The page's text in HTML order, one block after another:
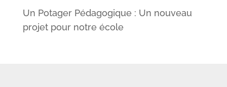
Un Potager Pédagogique : Un nouveau
projet pour notre école